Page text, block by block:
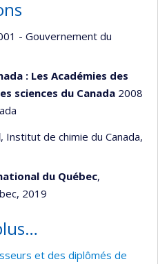
- Gouvernement du
: Les Académies des
sciences du Canada 2008
, Institut de chimie du Canada,
du Québec,
2019
et des diplômés de